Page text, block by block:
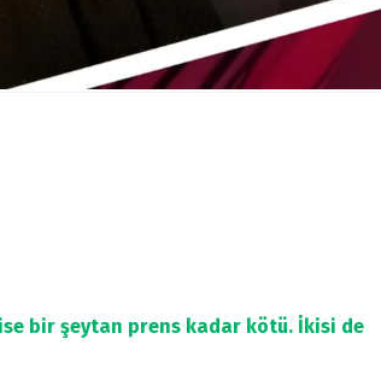
bir şeytan prens kadar kötü. İkisi de